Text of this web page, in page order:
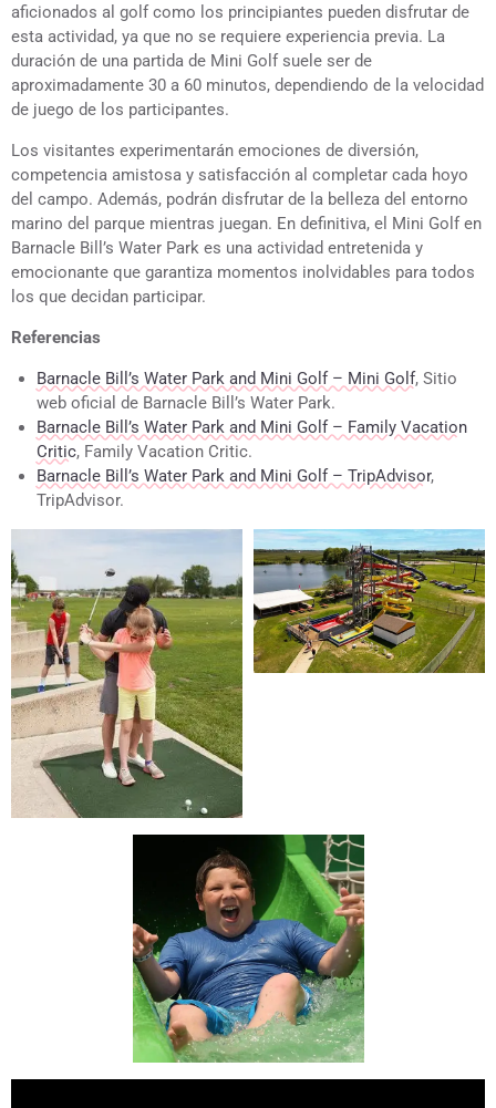
aficionados al golf como los principiantes pueden disfrutar de
esta actividad, ya que no se requiere experiencia previa. La
duración de una partida de Mini Golf suele ser de
aproximadamente 30 a 60 minutos, dependiendo de la velocidad
de juego de los participantes.
Los visitantes experimentarán emociones de diversión,
competencia amistosa y satisfacción al completar cada hoyo
del campo. Además, podrán disfrutar de la belleza del entorno
marino del parque mientras juegan. En definitiva, el Mini Golf en
Barnacle Bill’s Water Park es una actividad entretenida y
emocionante que garantiza momentos inolvidables para todos
los que decidan participar.
Referencias
Barnacle Bill’s Water Park and Mini Golf – Mini Golf, Sitio
web oficial de Barnacle Bill’s Water Park.
Barnacle Bill’s Water Park and Mini Golf – Family Vacation
Critic, Family Vacation Critic.
Barnacle Bill’s Water Park and Mini Golf – TripAdvisor,
TripAdvisor.